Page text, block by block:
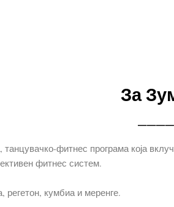
За
фитнес програма која
фитнес систем.
регетон, кумбиа и меренге.